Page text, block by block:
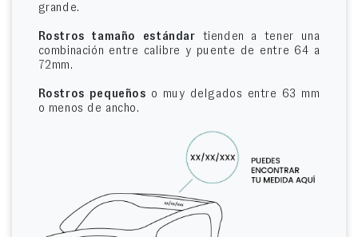
grande.
Rostros tamaño estándar tienden a tener una
combinación entre calibre y puente de entre 64 a
72mm.
Rostros pequeños o muy delgados entre 63 mm
o menos de ancho.